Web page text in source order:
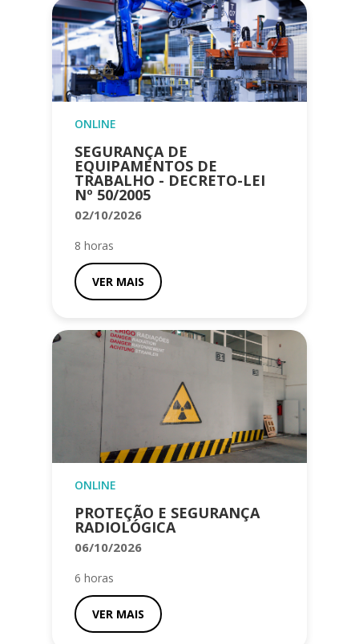
ONLINE
SEGURANÇA DE
EQUIPAMENTOS DE
TRABALHO - DECRETO-LEI
Nº 50/2005
02/10/2026
8 horas
VER MAIS
ONLINE
PROTEÇÃO E SEGURANÇA
RADIOLÓGICA
06/10/2026
6 horas
VER MAIS